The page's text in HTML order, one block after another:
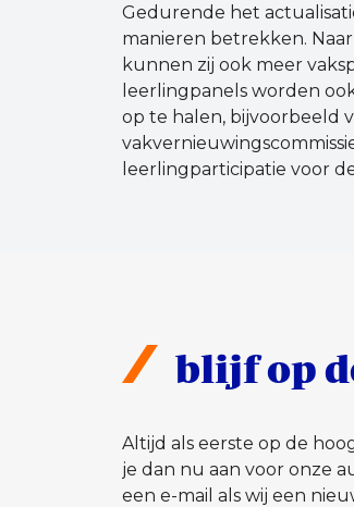
Gedurende het
manieren betrekken.
kunnen zij ook meer
leerlingpanels worden
op te halen, bijvoorbeeld
leerlingparticipatie voor
blijf op
Altijd als eerste op de
je dan nu aan voor onze
een e-mail als wij een